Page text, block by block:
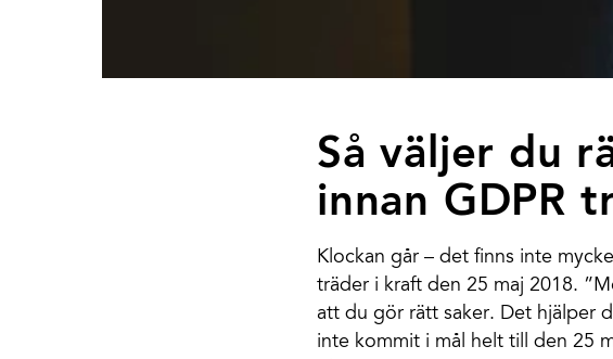
Så väljer du
innan GDPR
Klockan går – det finns inte
träder i kraft den 25 maj 2018.
att du gör rätt saker. Det hjälper
inte kommit i mål helt till den 25